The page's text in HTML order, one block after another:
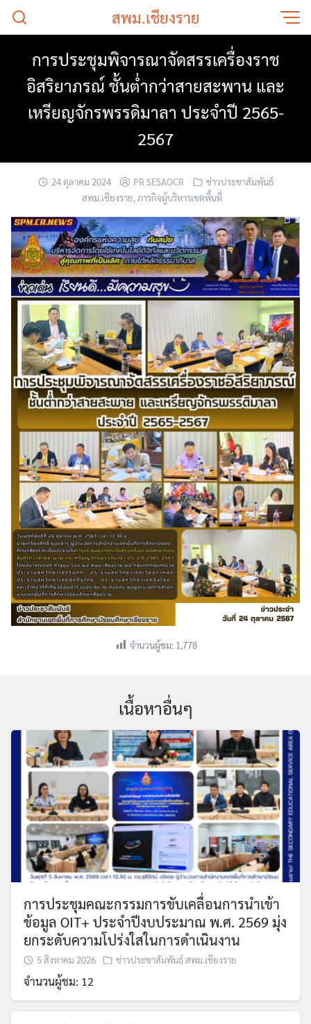
Skip
สพม.เชียงราย
การประชุมพิจารณาจัดสรรเครื่องราช
อิสริยาภรณ์ ชั้นต่ำกว่าสายสะพาน และ
เหรียญจักรพรรดิมาลา ประจำปี 2565-
2567
24 ตุลาคม 2024 PR SESAOCR
ข่าวประชาสัมพันธ์
สพม.เชียงราย,ภารกิจผู้บริหารเขตพื้นที่
จำนวนผู้ชม: 1,778
เนื้อหาอื่นๆ
การประชุมคณะกรรมการขับเคลื่อนการนำเข้า
ข้อมูล OIT+ ประจำปีงบประมาณ พ.ศ. 2569 มุ่ง
ยกระดับความโปร่งใสในการดำเนินงาน
5 สิงหาคม 2026 ข่าวประชาสัมพันธ์ สพม.เชียงราย
จำนวนผู้ชม: 12